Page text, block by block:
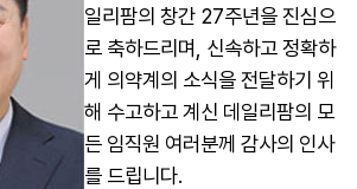
일리팜의 창간 27주년을 진심으
로 축하드리며, 신속하고 정확하
게 의약계의 소식을 전달하기 위
해 수고하고 계신 데일리팜의 모
든 임직원 여러분께 감사의 인사
를 드립니다.